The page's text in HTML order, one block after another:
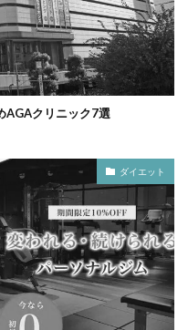
AGAクリニック7選
ダイエット